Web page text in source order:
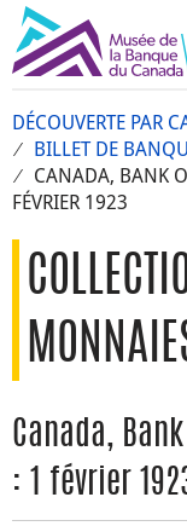
DÉCOUVERTE PAR
BILLET DE
CANADA, BANK
FÉVRIER 1923
Canada,
: 1 février